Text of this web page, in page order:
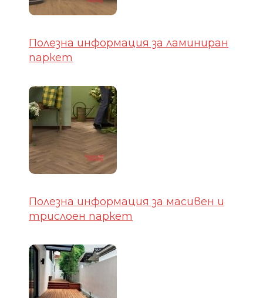
Полезна информация за ламиниран
паркет
Полезна информация за масивен и
трислоен паркет